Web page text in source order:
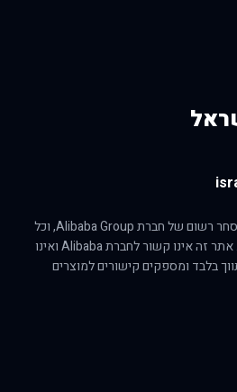
הסימן AliExpress הוא סימן מסחר רשום של חברת Alibaba Group, וכל
הזכויות הנוגעות לו שמורות לה. אתר זה אינו קשור לחברת Alibaba ואינו
בלבד ומספקים קישורים למוצרים